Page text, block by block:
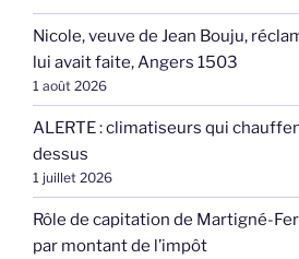
Nicole, veuve de Jean Bouju,
lui avait faite, Angers 1503
1 août 2026
ALERTE : climatiseurs qui
dessus
1 juillet 2026
Rôle de capitation de Martigné-
par montant de l’impôt